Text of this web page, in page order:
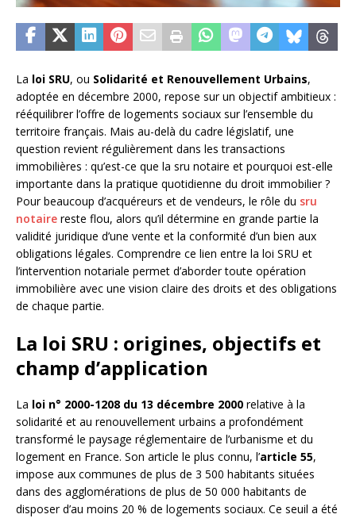
La loi SRU, ou Solidarité et Renouvellement Urbains,
adoptée en décembre 2000, repose sur un objectif ambitieux :
rééquilibrer l’offre de logements sociaux sur l’ensemble du
territoire français. Mais au-delà du cadre législatif, une
question revient régulièrement dans les transactions
immobilières : qu’est-ce que la sru notaire et pourquoi est-elle
importante dans la pratique quotidienne du droit immobilier ?
Pour beaucoup d’acquéreurs et de vendeurs, le rôle du sru
notaire reste flou, alors qu’il détermine en grande partie la
validité juridique d’une vente et la conformité d’un bien aux
obligations légales. Comprendre ce lien entre la loi SRU et
l’intervention notariale permet d’aborder toute opération
immobilière avec une vision claire des droits et des obligations
de chaque partie.
La loi SRU : origines, objectifs et
champ d’application
La loi n° 2000-1208 du 13 décembre 2000 relative à la
solidarité et au renouvellement urbains a profondément
transformé le paysage réglementaire de l’urbanisme et du
logement en France. Son article le plus connu, l’article 55,
impose aux communes de plus de 3 500 habitants situées
dans des agglomérations de plus de 50 000 habitants de
disposer d’au moins 20 % de logements sociaux. Ce seuil a été